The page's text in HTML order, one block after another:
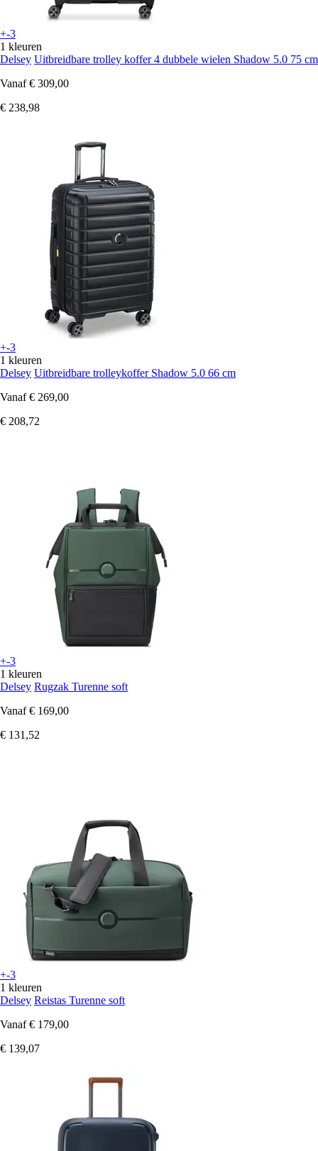
+-3
1 kleuren
Delsey Uitbreidbare trolley koffer 4 dubbele wielen Shadow 5.0 75 cm
Vanaf € 309,00
€ 238,98
+-3
1 kleuren
Delsey Uitbreidbare trolleykoffer Shadow 5.0 66 cm
Vanaf € 269,00
€ 208,72
+-3
1 kleuren
Delsey Rugzak Turenne soft
Vanaf € 169,00
€ 131,52
+-3
1 kleuren
Delsey Reistas Turenne soft
Vanaf € 179,00
€ 139,07